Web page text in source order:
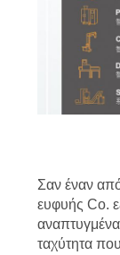
Σαν έναν
ευφυής Co.
ταχύτητα